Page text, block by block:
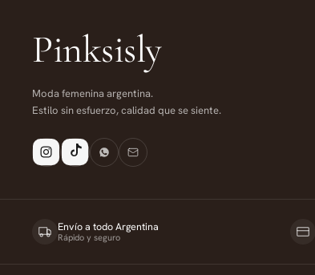
Pinksisly
Moda femenina argentina.
Estilo sin esfuerzo, calidad que se siente.
Envío a todo Argentina
Rápido y seguro